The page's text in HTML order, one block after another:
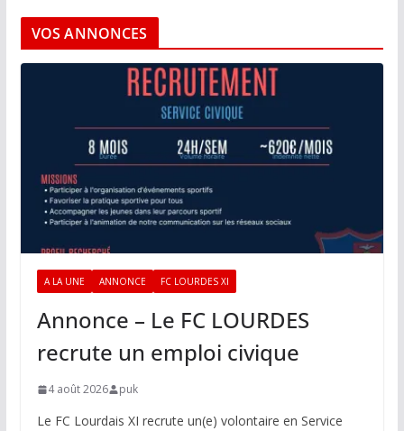
VOS ANNONCES
A LA UNE ANNONCE FC LOURDES XI
Annonce – Le FC LOURDES
recrute un emploi civique
4 août 2026 puk
Le FC Lourdais XI recrute un(e) volontaire en Service